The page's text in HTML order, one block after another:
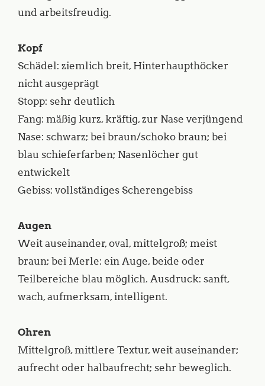
und arbeitsfreudig.
Kopf
Schädel: ziemlich breit, Hinterhaupthöcker
nicht ausgeprägt
Stopp: sehr deutlich
Fang: mäßig kurz, kräftig, zur Nase verjüngend
Nase: schwarz; bei braun/schoko braun; bei
blau schieferfarben; Nasenlöcher gut
entwickelt
Gebiss: vollständiges Scherengebiss
Augen
Weit auseinander, oval, mittelgroß; meist
braun; bei Merle: ein Auge, beide oder
Teilbereiche blau möglich. Ausdruck: sanft,
wach, aufmerksam, intelligent.
Ohren
Mittelgroß, mittlere Textur, weit auseinander;
aufrecht oder halbaufrecht; sehr beweglich.